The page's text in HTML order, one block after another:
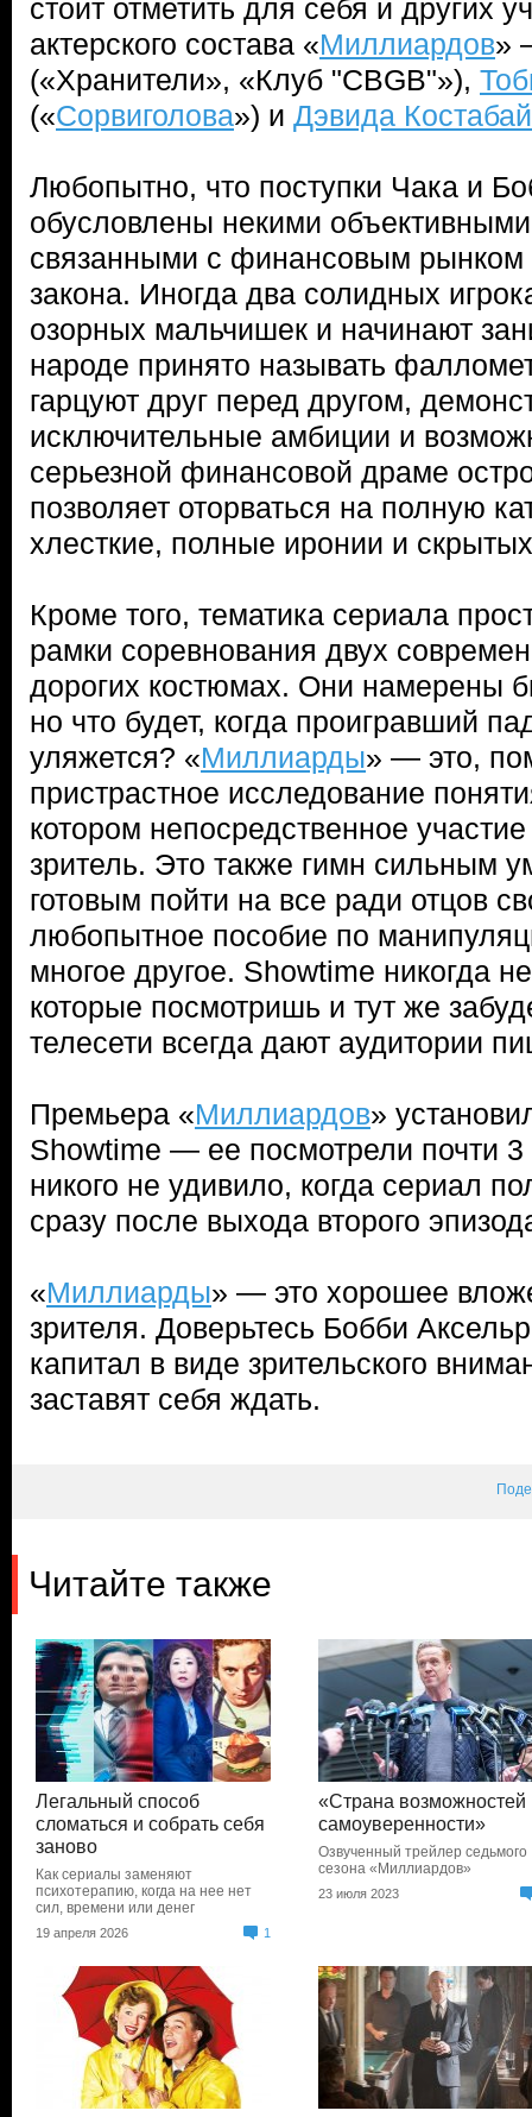
стоит отметить для себя и других
актерского состава «Миллиардов»
(«Хранители», «Клуб "CBGB"»),
(«Сорвиголова») и Дэвида
Любопытно, что поступки Чака и
обусловлены некими
связанными с финансовым рынком
закона. Иногда два солидных
озорных мальчишек и начинают
народе принято называть
гарцуют друг перед другом,
исключительные амбиции и
серьезной финансовой драме
позволяет оторваться на полную
хлесткие, полные иронии и
Кроме того, тематика сериала
рамки соревнования двух
дорогих костюмах. Они намерены
но что будет, когда проигравший
уляжется? «Миллиарды» — это,
пристрастное исследование
котором непосредственное
зритель. Это также гимн сильным
готовым пойти на все ради отцов
любопытное пособие по
многое другое. Showtime никогда
которые посмотришь и тут же
телесети всегда дают аудитории
Премьера «Миллиардов»
Showtime — ее посмотрели почти 3
никого не удивило, когда сериал
сразу после выхода второго
«Миллиарды» — это хорошее
зрителя. Доверьтесь Бобби
капитал в виде зрительского
заставят себя ждать.
Читайте также
Легальный способ
сломаться и собрать себя
заново
Как сериалы заменяют
психотерапию, когда на нее нет
сил, времени или денег
19 апреля 2026 1
«Страна возможностей
самоуверенности»
Озвученный трейлер седьмого
сезона «Миллиардов»
23 июля 2023